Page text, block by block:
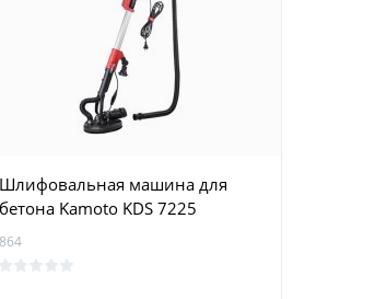
3 299 MDL
Шлифовальная машина для
бетона Kamoto KDS 7225
864